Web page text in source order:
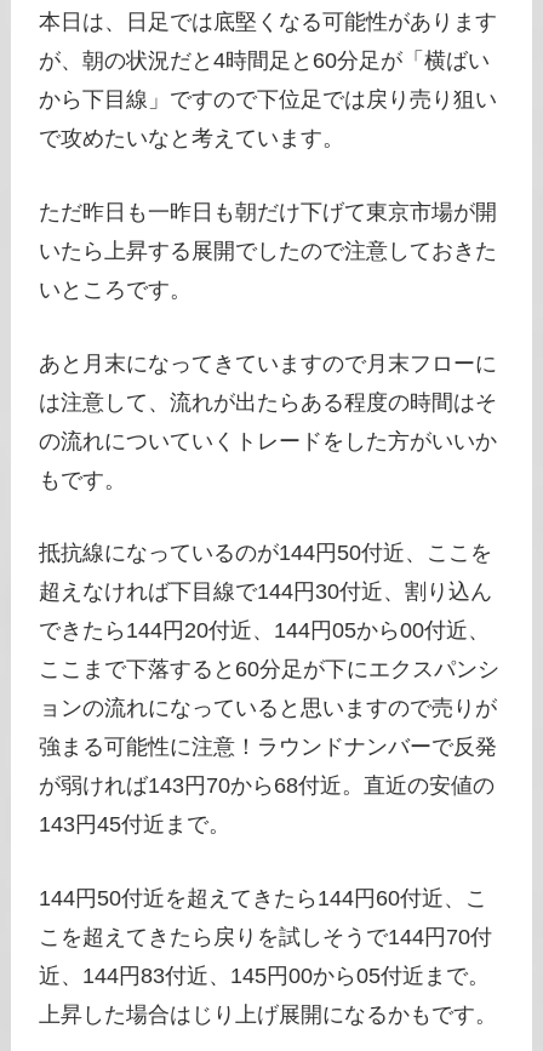
本日は、日足では底堅くなる可能性があります
が、朝の状況だと4時間足と60分足が「横ばい
から下目線」ですので下位足では戻り売り狙い
で攻めたいなと考えています。
ただ昨日も一昨日も朝だけ下げて東京市場が開
いたら上昇する展開でしたので注意しておきた
いところです。
あと月末になってきていますので月末フローに
は注意して、流れが出たらある程度の時間はそ
の流れについていくトレードをした方がいいか
もです。
抵抗線になっているのが144円50付近、ここを
超えなければ下目線で144円30付近、割り込ん
できたら144円20付近、144円05から00付近、
ここまで下落すると60分足が下にエクスパンシ
ョンの流れになっていると思いますので売りが
強まる可能性に注意！ラウンドナンバーで反発
が弱ければ143円70から68付近。直近の安値の
143円45付近まで。
144円50付近を超えてきたら144円60付近、こ
こを超えてきたら戻りを試しそうで144円70付
近、144円83付近、145円00から05付近まで。
上昇した場合はじり上げ展開になるかもです。